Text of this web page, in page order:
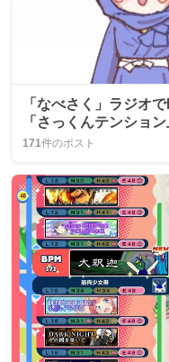
「なべさく」ラジオ
「さっくんテンショ
171件のポスト